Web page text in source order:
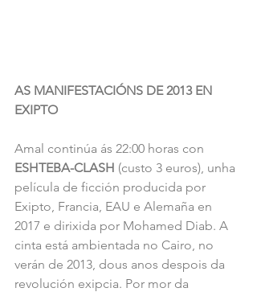
AS MANIFESTACIÓNS DE 2013 EN
EXIPTO
Amal continúa ás 22:00 horas con
ESHTEBA-CLASH (custo 3 euros), unha
película de ficción producida por
Exipto, Francia, EAU e Alemaña en
2017 e dirixida por Mohamed Diab. A
cinta está ambientada no Cairo, no
verán de 2013, dous anos despois da
revolución exipcia. Por mor da